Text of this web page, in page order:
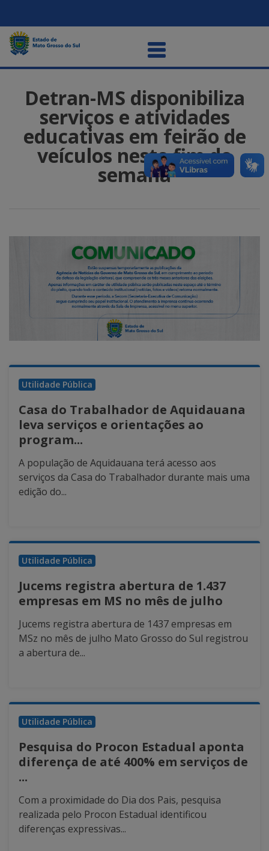
Detran-MS disponibiliza
serviços e atividades
educativas em feirão de
veículos neste fim de
semana
Utilidade Pública
Casa do Trabalhador de Aquidauana
leva serviços e orientações ao
program...
A população de Aquidauana terá acesso aos
serviços da Casa do Trabalhador durante mais uma
edição do...
Utilidade Pública
Jucems registra abertura de 1.437
empresas em MS no mês de julho
Jucems registra abertura de 1437 empresas em
MSz no mês de julho Mato Grosso do Sul registrou
a abertura de...
Utilidade Pública
Pesquisa do Procon Estadual aponta
diferença de até 400% em serviços de
...
Com a proximidade do Dia dos Pais, pesquisa
realizada pelo Procon Estadual identificou
diferenças expressivas...